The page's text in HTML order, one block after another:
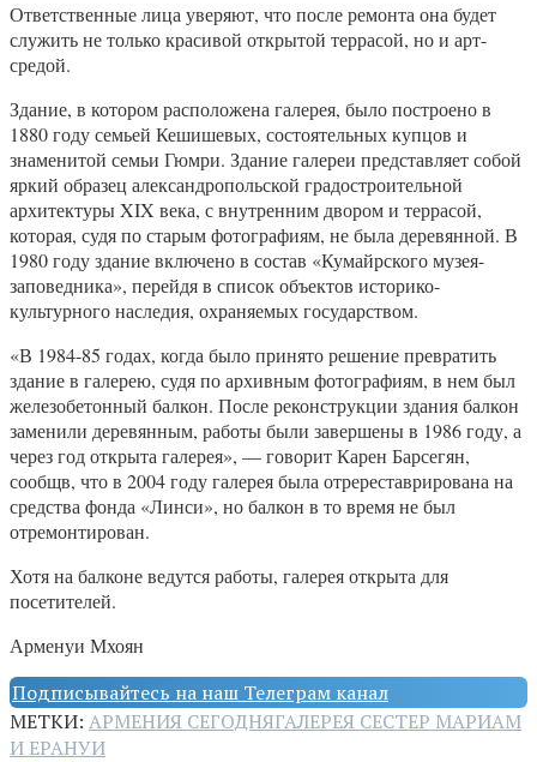
Ответственные лица уверяют, что после ремонта она будет
служить не только красивой открытой террасой, но и арт-
средой.
Здание, в котором расположена галерея, было построено в
1880 году семьей Кешишевых, состоятельных купцов и
знаменитой семьи Гюмри. Здание галереи представляет собой
яркий образец александропольской градостроительной
архитектуры XIX века, с внутренним двором и террасой,
которая, судя по старым фотографиям, не была деревянной. В
1980 году здание включено в состав «Кумайрского музея-
заповедника», перейдя в список объектов историко-
культурного наследия, охраняемых государством.
«В 1984-85 годах, когда было принято решение превратить
здание в галерею, судя по архивным фотографиям, в нем был
железобетонный балкон. После реконструкции здания балкон
заменили деревянным, работы были завершены в 1986 году, а
через год открыта галерея», — говорит Карен Барсегян,
сообщв, что в 2004 году галерея была отререставрирована на
средства фонда «Линси», но балкон в то время не был
отремонтирован.
Хотя на балконе ведутся работы, галерея открыта для
посетителей.
Арменуи Мхоян
Подписывайтесь на наш Телеграм канал
МЕТКИ: АРМЕНИЯ СЕГОДНЯГАЛЕРЕЯ СЕСТЕР МАРИАМ
И ЕРАНУИ